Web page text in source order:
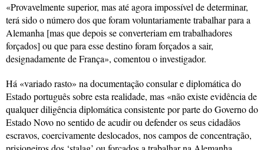
«Provavelmente superior, mas até agora impossível de determinar,
terá sido o número dos que foram voluntariamente trabalhar para a
Alemanha [mas que depois se converteriam em trabalhadores
forçados] ou que para esse destino foram forçados a sair,
designadamente de França», comentou o investigador.
Há «variado rasto» na documentação consular e diplomática do
Estado português sobre esta realidade, mas «não existe evidência de
qualquer diligência diplomática consistente por parte do Governo do
Estado Novo no sentido de acudir ou defender os seus cidadãos
escravos, coercivamente deslocados, nos campos de concentração,